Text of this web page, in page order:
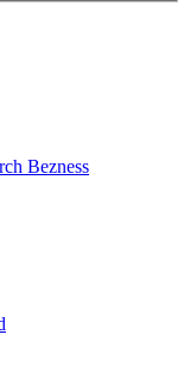
Bezness